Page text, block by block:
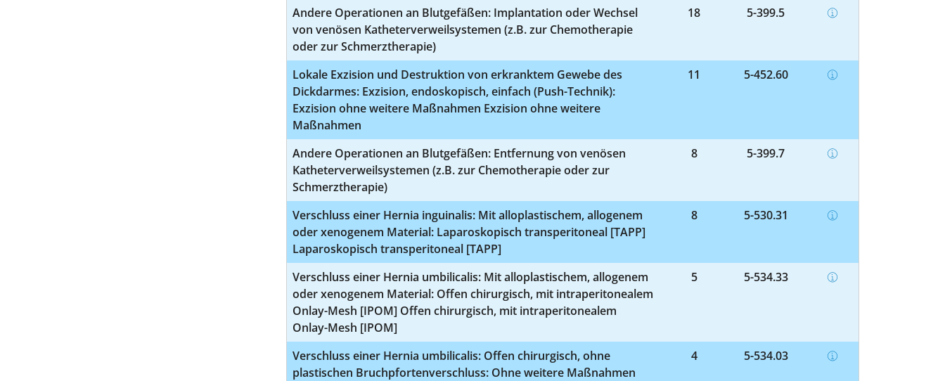
Andere Operationen an Blutgefäßen: Implantation oder Wechsel
von venösen Katheterverweilsystemen (z.B. zur Chemotherapie
oder zur Schmerztherapie)
18 5-399.5
Lokale Exzision und Destruktion von erkranktem Gewebe des
Dickdarmes: Exzision, endoskopisch, einfach (Push-Technik):
Exzision ohne weitere Maßnahmen Exzision ohne weitere
Maßnahmen
11 5-452.60
Andere Operationen an Blutgefäßen: Entfernung von venösen
Katheterverweilsystemen (z.B. zur Chemotherapie oder zur
Schmerztherapie)
8 5-399.7
Verschluss einer Hernia inguinalis: Mit alloplastischem, allogenem
oder xenogenem Material: Laparoskopisch transperitoneal [TAPP]
Laparoskopisch transperitoneal [TAPP]
8 5-530.31
Verschluss einer Hernia umbilicalis: Mit alloplastischem, allogenem
oder xenogenem Material: Offen chirurgisch, mit intraperitonealem
Onlay-Mesh [IPOM] Offen chirurgisch, mit intraperitonealem
Onlay-Mesh [IPOM]
5 5-534.33
Verschluss einer Hernia umbilicalis: Offen chirurgisch, ohne
plastischen Bruchpfortenverschluss: Ohne weitere Maßnahmen
4 5-534.03